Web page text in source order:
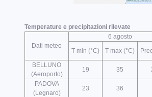
Temperature e precipitazioni rilevate
Dati meteo
6 agosto
T min (°C)
T max (°C)
BELLUNO
(Aeroporto)
19 35
PADOVA
(Legnaro)
23 36